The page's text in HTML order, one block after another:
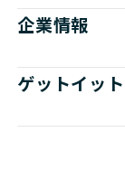
企業情報
ゲットイッ